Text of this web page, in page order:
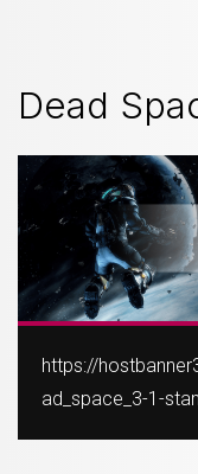
Dead
https://
ad_space_3-1-